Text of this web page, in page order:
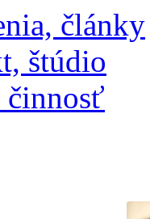
články
štúdio
činnosť